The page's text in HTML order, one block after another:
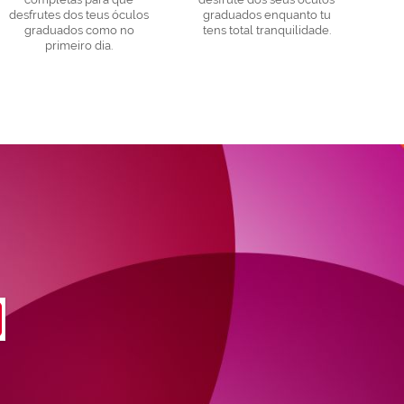
desfrutes dos teus óculos
graduados como no
primeiro dia.
graduados enquanto tu
tens total tranquilidade.